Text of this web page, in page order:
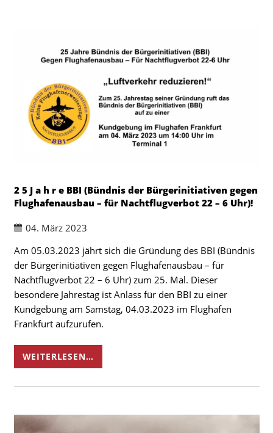
2 5 J a h r e BBI (Bündnis der Bürgerinitiativen gegen
Flughafenausbau – für Nachtflugverbot 22 – 6 Uhr)!
04. März 2023
Am 05.03.2023 jährt sich die Gründung des BBI (Bündnis
der Bürgerinitiativen gegen Flughafenausbau – für
Nachtflugverbot 22 – 6 Uhr) zum 25. Mal. Dieser
besondere Jahrestag ist Anlass für den BBI zu einer
Kundgebung am Samstag, 04.03.2023 im Flughafen
Frankfurt aufzurufen.
WEITERLESEN…